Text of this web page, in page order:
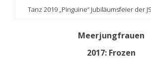
Tanz 2019 „Pinguine“ Jubiläumsfeier der
Meerjungfrauen
2017: Frozen